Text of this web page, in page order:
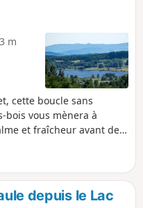
m
cette boucle sans
bois vous mènera à
et fraîcheur avant de
depuis le Lac